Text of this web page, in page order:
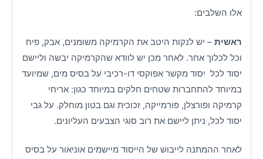
אלו השלבים:
ראשית – יש לנקות היטב את הקרמיקה משומנים, אבק, פיח
וכל לכלוך אחר. לאחר מכן יש לוודא שהקרמיקה יבשה וליישם
יסוד לכל יסוד מקשר אפוקסי דו-רכיבי על בסיס מים, שמיועד
במיוחד להתחברות שטחים חלקים במיוחד כגון: אריחי
קרמיקה ופורצלן, פורמייקה, זכוכית וגם בטון מוחלק. על גבי
יסוד לכל, ניתן ליישם את רוב סוגי הצבעים העליונים.
לאחר ההמתנה לייבוש של הייסוד מיישמים אוניאור על בסיס